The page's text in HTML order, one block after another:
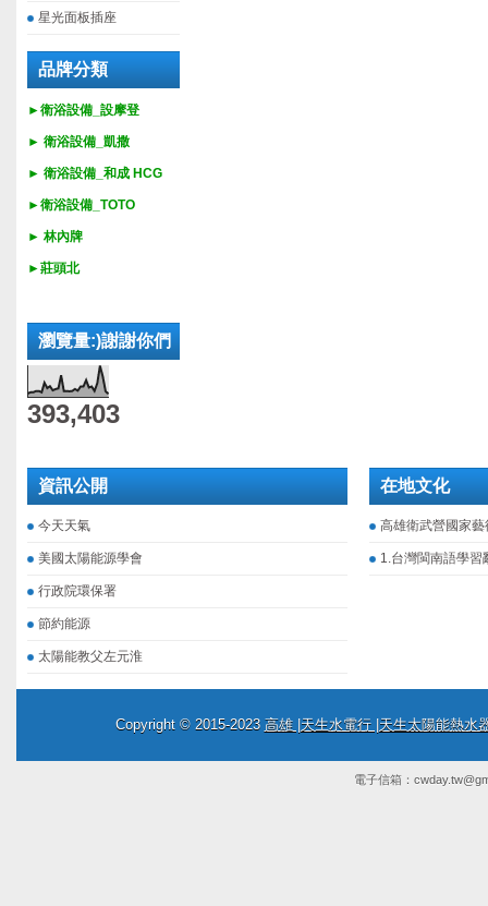
星光面板插座
品牌分類
►衛浴設備_設摩登
► 衛浴設備_ 凱撒
► 衛浴設備_ 和成 HCG
►衛浴設備_ TOTO
► 林內牌
►莊頭北
瀏覽量:)謝謝你們
393,403
資訊公開
今天天氣
美國太陽能源學會
行政院環保署
節約能源
太陽能教父左元淮
在地文化
高雄衛武營國家藝
1.台灣閩南語學習
Copyright © 2015-2023 高雄 |天生水電行 |天生太陽能熱水
電子信箱：